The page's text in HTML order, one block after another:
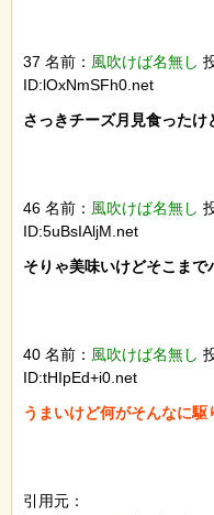
37 名前： 風吹けば名無し
ID:lOxNmSFh0.net
さっきチーズ月見食ったけ
46 名前： 風吹けば名無し
ID:5uBsIAljM.net
そりゃ美味いけどそこま
40 名前： 風吹けば名無し
ID:tHIpEd+i0.net
うまいけど何がそんなに駆
引用元：